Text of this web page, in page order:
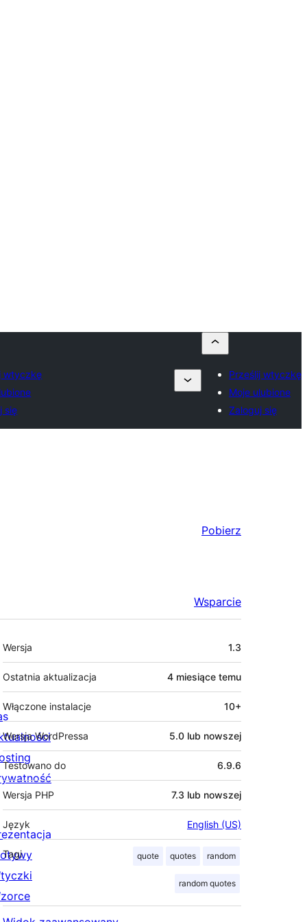
wtyczkę
się
Prześlij wtyczkę
Moje ulubione
Zaloguj się
Pobierz
Wsparcie
Meta
Wersja 1.3
Ostatnia aktualizacja 4 miesiące temu
Włączone instalacje 10+
Wersja WordPressa 5.0 lub nowszej
Testowano do 6.9.6
Wersja PHP 7.3 lub nowszej
Język English (US)
Tagi quote quotes random
random quotes